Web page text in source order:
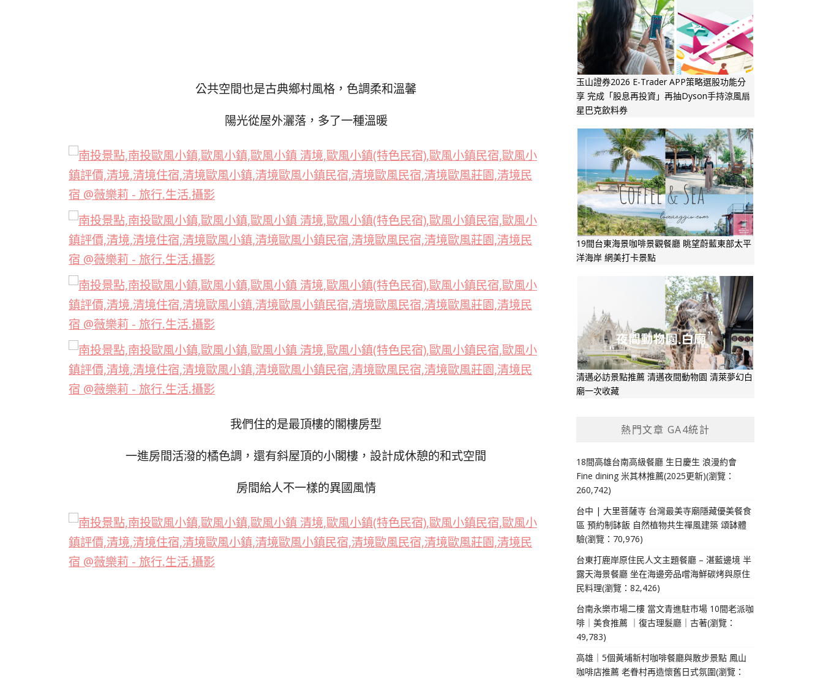
公共空間也是古典鄉村風格，色調柔和溫馨
陽光從屋外灑落，多了一種溫暖
我們住的是最頂樓的閣樓房型
一進房間活潑的橘色調，還有斜屋頂的小閣樓，設計成休憩的和式空間
房間給人不一樣的異國風情
玉山證券2026 E-Trader APP策略選股功能分
享 完成「股息再投資」再抽Dyson手持涼風扇
星巴克飲料券
19間台東海景咖啡景觀餐廳 眺望蔚藍東部太平
洋海岸 網美打卡景點
清邁必訪景點推薦 清邁夜間動物園 清萊夢幻白
廟一次收藏
熱門文章 GA4統計
18間高雄台南高級餐廳 生日慶生 浪漫約會
Fine dining 米其林推薦(2025更新)(瀏覽：
260,742)
台中 | 大里菩薩寺 台灣最美寺廟隱藏優美餐食
區 預約制缽飯 自然植物共生禪風建築 頌缽體
驗(瀏覽：70,976)
台東打鹿岸原住民人文主題餐廳 – 湛藍邊境 半
露天海景餐廳 坐在海邊旁品嚐海鮮碳烤與原住
民料理(瀏覽：82,426)
台南永樂市場二樓 當文青進駐市場 10間老派咖
啡｜美食推薦 ｜復古理髮廳｜古著(瀏覽：
49,783)
高雄｜5個黃埔新村咖啡餐廳與散步景點 鳳山
咖啡店推薦 老眷村再造懷舊日式氛圍(瀏覽：